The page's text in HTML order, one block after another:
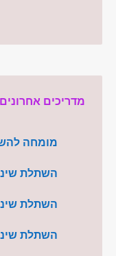
מדריכים
מומחה
השתלת
השתלת
השתלת